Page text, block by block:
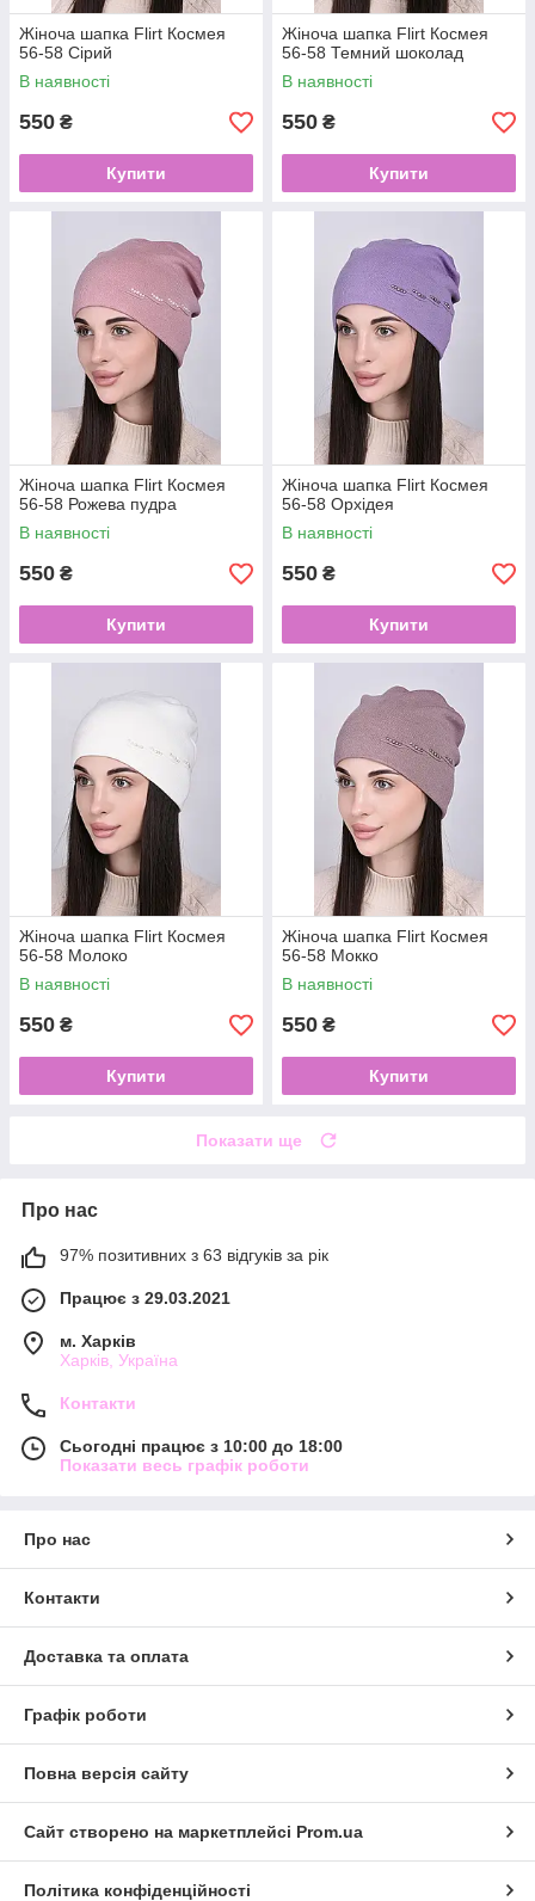
Жіноча шапка Flirt Космея
56-58 Сірий
В наявності
550 ₴
Купити
Жіноча шапка Flirt Космея
56-58 Темний шоколад
В наявності
550 ₴
Купити
Жіноча шапка Flirt Космея
56-58 Рожева пудра
В наявності
550 ₴
Купити
Жіноча шапка Flirt Космея
56-58 Орхідея
В наявності
550 ₴
Купити
Жіноча шапка Flirt Космея
56-58 Молоко
В наявності
550 ₴
Купити
Жіноча шапка Flirt Космея
56-58 Мокко
В наявності
550 ₴
Купити
Показати ще
Про нас
97% позитивних з 63 відгуків за рік
Працює з 29.03.2021
м. Харків
Харків, Україна
Контакти
Сьогодні працює з 10:00 до 18:00
Показати весь графік роботи
Про нас
Контакти
Доставка та оплата
Графік роботи
Повна версія сайту
Сайт створено на маркетплейсі Prom.ua
Політика конфіденційності